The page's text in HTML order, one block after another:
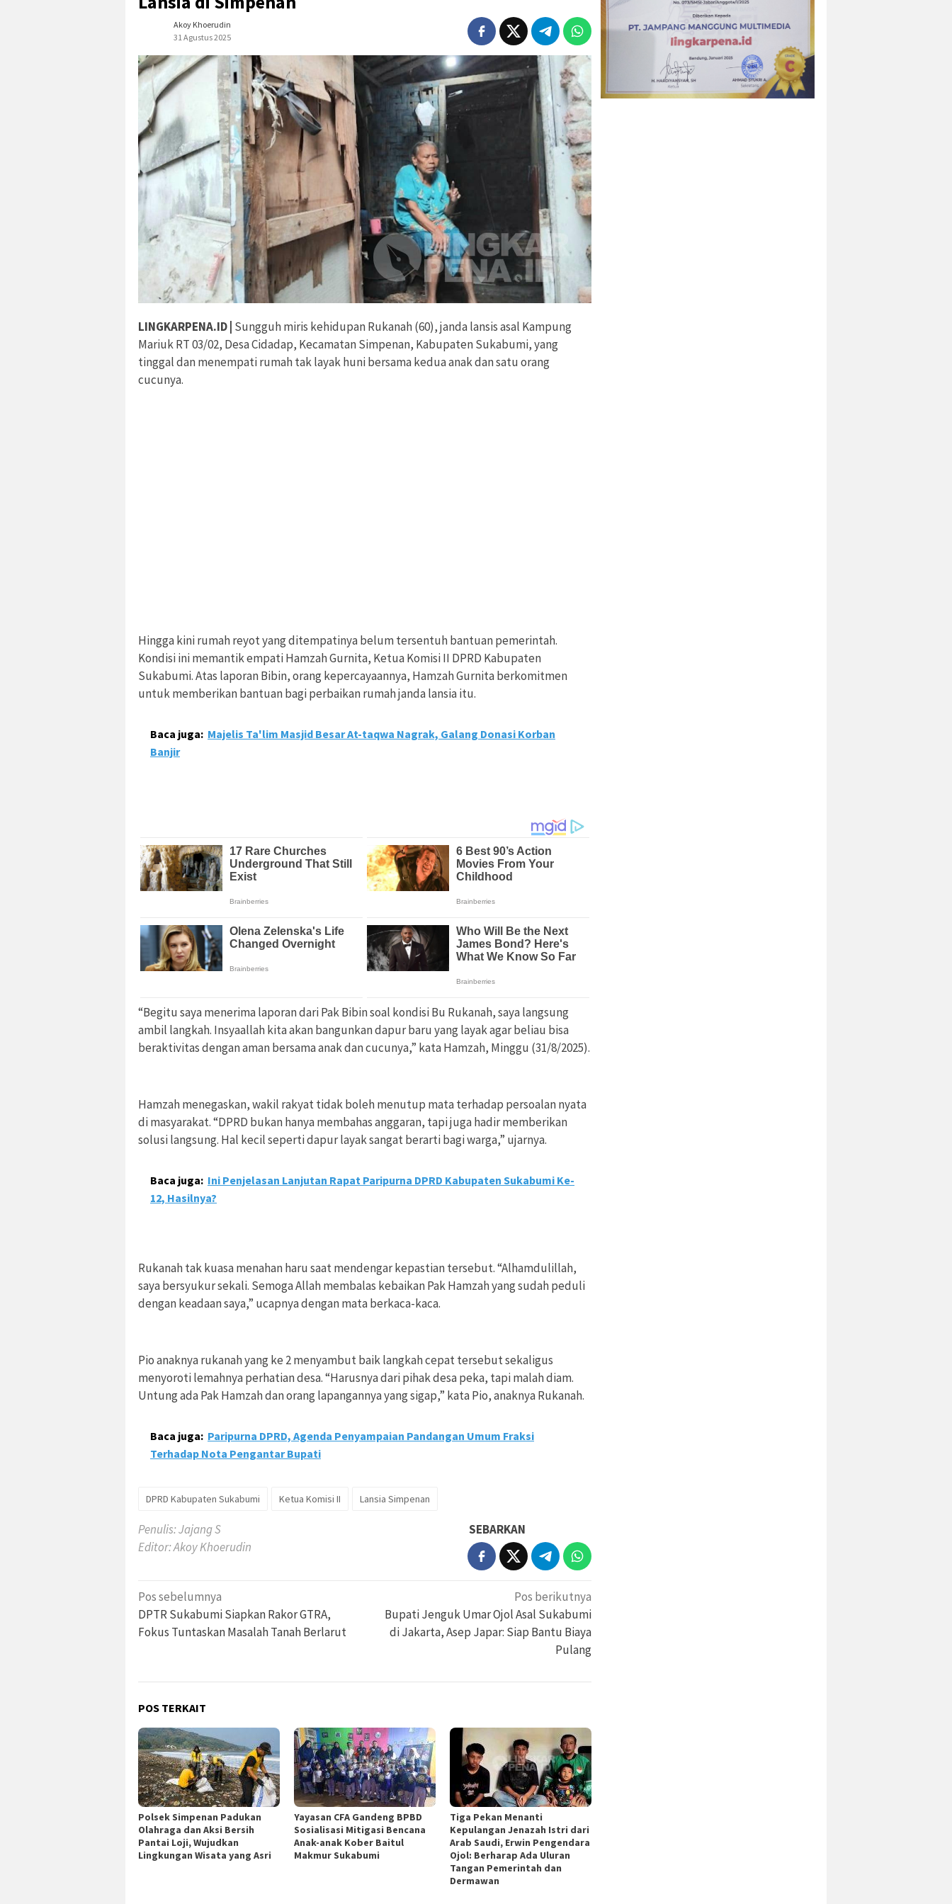
Akoy Khoerudin
31 Agustus 2025
LINGKARPENA.ID | Sungguh miris kehidupan Rukanah (60), janda lansis asal Kampung
Mariuk RT 03/02, Desa Cidadap, Kecamatan Simpenan, Kabupaten Sukabumi, yang
tinggal dan menempati rumah tak layak huni bersama kedua anak dan satu orang
cucunya.
Hingga kini rumah reyot yang ditempatinya belum tersentuh bantuan pemerintah.
Kondisi ini memantik empati Hamzah Gurnita, Ketua Komisi II DPRD Kabupaten
Sukabumi. Atas laporan Bibin, orang kepercayaannya, Hamzah Gurnita berkomitmen
untuk memberikan bantuan bagi perbaikan rumah janda lansia itu.
Baca juga: Majelis Ta'lim Masjid Besar At-taqwa Nagrak, Galang Donasi Korban
Banjir
“Begitu saya menerima laporan dari Pak Bibin soal kondisi Bu Rukanah, saya langsung
ambil langkah. Insyaallah kita akan bangunkan dapur baru yang layak agar beliau bisa
beraktivitas dengan aman bersama anak dan cucunya,” kata Hamzah, Minggu (31/8/2025).
Hamzah menegaskan, wakil rakyat tidak boleh menutup mata terhadap persoalan nyata
di masyarakat. “DPRD bukan hanya membahas anggaran, tapi juga hadir memberikan
solusi langsung. Hal kecil seperti dapur layak sangat berarti bagi warga,” ujarnya.
Baca juga: Ini Penjelasan Lanjutan Rapat Paripurna DPRD Kabupaten Sukabumi Ke-
12, Hasilnya?
Rukanah tak kuasa menahan haru saat mendengar kepastian tersebut. “Alhamdulillah,
saya bersyukur sekali. Semoga Allah membalas kebaikan Pak Hamzah yang sudah peduli
dengan keadaan saya,” ucapnya dengan mata berkaca-kaca.
Pio anaknya rukanah yang ke 2 menyambut baik langkah cepat tersebut sekaligus
menyoroti lemahnya perhatian desa. “Harusnya dari pihak desa peka, tapi malah diam.
Untung ada Pak Hamzah dan orang lapangannya yang sigap,” kata Pio, anaknya Rukanah.
Baca juga: Paripurna DPRD, Agenda Penyampaian Pandangan Umum Fraksi
Terhadap Nota Pengantar Bupati
DPRD Kabupaten Sukabumi Ketua Komisi II Lansia Simpenan
Penulis: Jajang S
Editor: Akoy Khoerudin
SEBARKAN
Navigasi
pos
Pos sebelumnya
DPTR Sukabumi Siapkan Rakor GTRA,
Fokus Tuntaskan Masalah Tanah Berlarut
Pos berikutnya
Bupati Jenguk Umar Ojol Asal Sukabumi
di Jakarta, Asep Japar: Siap Bantu Biaya
Pulang
POS TERKAIT
Polsek Simpenan Padukan
Olahraga dan Aksi Bersih
Pantai Loji, Wujudkan
Lingkungan Wisata yang Asri
Yayasan CFA Gandeng BPBD
Sosialisasi Mitigasi Bencana
Anak-anak Kober Baitul
Makmur Sukabumi
Tiga Pekan Menanti
Kepulangan Jenazah Istri dari
Arab Saudi, Erwin Pengendara
Ojol: Berharap Ada Uluran
Tangan Pemerintah dan
Dermawan